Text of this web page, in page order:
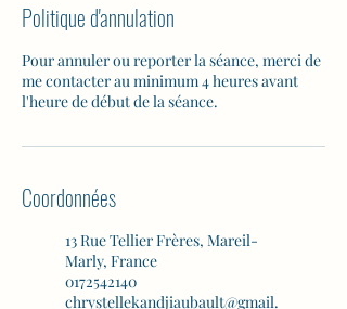
Politique d'annulation
Pour annuler ou reporter la séance, merci de
me contacter au minimum 4 heures avant
l'heure de début de la séance.
Coordonnées
13 Rue Tellier Frères, Mareil-
Marly, France
0172542140
chrystellekandjiaubault@gmail.